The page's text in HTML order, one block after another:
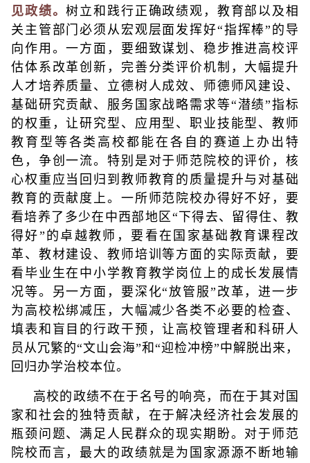
见政绩。树立和践行正确政绩观，教育部以及相
关主管部门必须从宏观层面发挥好“指挥棒”的导
向作用。一方面，要细致谋划、稳步推进高校评
估体系改革创新，完善分类评价机制，大幅提升
人才培养质量、立德树人成效、师德师风建设、
基础研究贡献、服务国家战略需求等“潜绩”指标
的权重，让研究型、应用型、职业技能型、教师
教育型等各类高校都能在各自的赛道上办出特
色，争创一流。特别是对于师范院校的评价，核
心权重应当回归到教师教育的质量提升与对基础
教育的贡献度上。一所师范院校办得好不好，要
看培养了多少在中西部地区“下得去、留得住、教
得好”的卓越教师，要看在国家基础教育课程改
革、教材建设、教师培训等方面的实际贡献，要
看毕业生在中小学教育教学岗位上的成长发展情
况等。另一方面，要深化“放管服”改革，进一步
为高校松绑减压，大幅减少各类不必要的检查、
填表和盲目的行政干预，让高校管理者和科研人
员从冗繁的“文山会海”和“迎检冲榜”中解脱出来，
回归办学治校本位。
高校的政绩不在于名号的响亮，而在于其对国
家和社会的独特贡献，在于解决经济社会发展的
瓶颈问题、满足人民群众的现实期盼。对于师范
院校而言，最大的政绩就是为国家源源不断地输